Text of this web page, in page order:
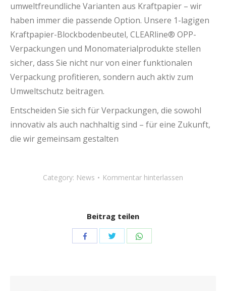
umweltfreundliche Varianten aus Kraftpapier – wir
haben immer die passende Option. Unsere 1-lagigen
Kraftpapier-Blockbodenbeutel, CLEARline® OPP-
Verpackungen und Monomaterialprodukte stellen
sicher, dass Sie nicht nur von einer funktionalen
Verpackung profitieren, sondern auch aktiv zum
Umweltschutz beitragen.
Entscheiden Sie sich für Verpackungen, die sowohl
innovativ als auch nachhaltig sind – für eine Zukunft,
die wir gemeinsam gestalten
Category: News Kommentar hinterlassen
Beitrag teilen
Share
Share
Share